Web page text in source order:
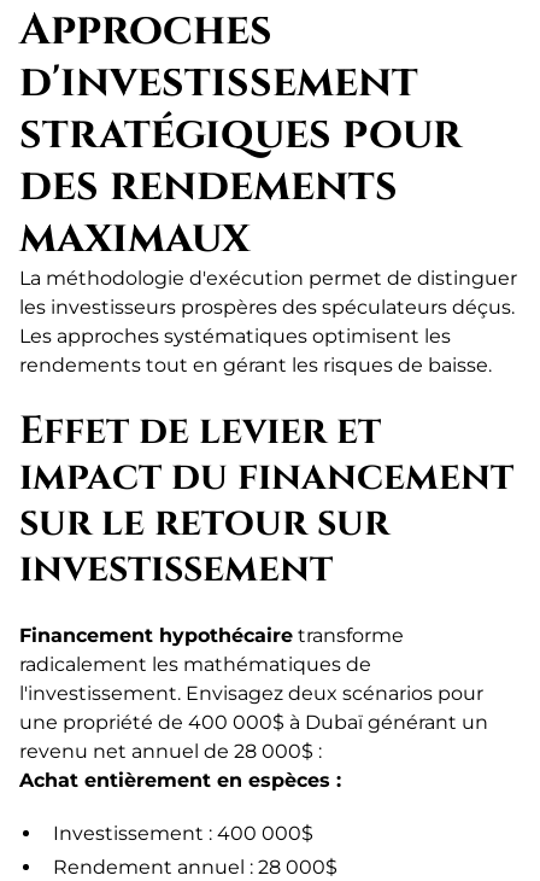
Approches
d'investissement
stratégiques pour
des rendements
maximaux
La méthodologie d'exécution permet de distinguer
les investisseurs prospères des spéculateurs déçus.
Les approches systématiques optimisent les
rendements tout en gérant les risques de baisse.
Effet de levier et
impact du financement
sur le retour sur
investissement
Financement hypothécaire transforme
radicalement les mathématiques de
l'investissement. Envisagez deux scénarios pour
une propriété de 400 000$ à Dubaï générant un
revenu net annuel de 28 000$ :
Achat entièrement en espèces :
Investissement : 400 000$
Rendement annuel : 28 000$